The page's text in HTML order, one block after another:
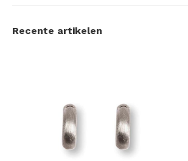
Recente artikelen